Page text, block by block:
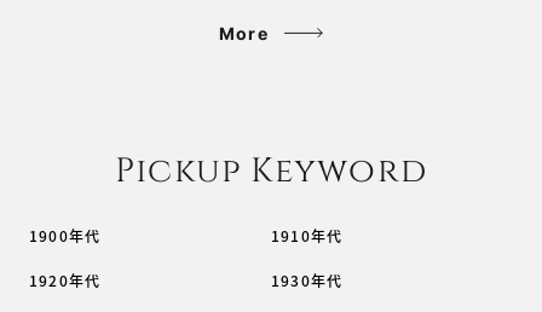
More
Pickup Keyword
1900年代 1910年代
1920年代 1930年代